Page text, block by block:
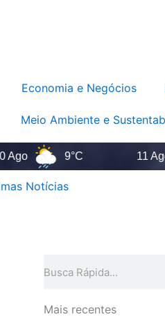
Economia e Negócios
Meio Ambiente e
9°C 11 Ago
Notícias
Mais recentes